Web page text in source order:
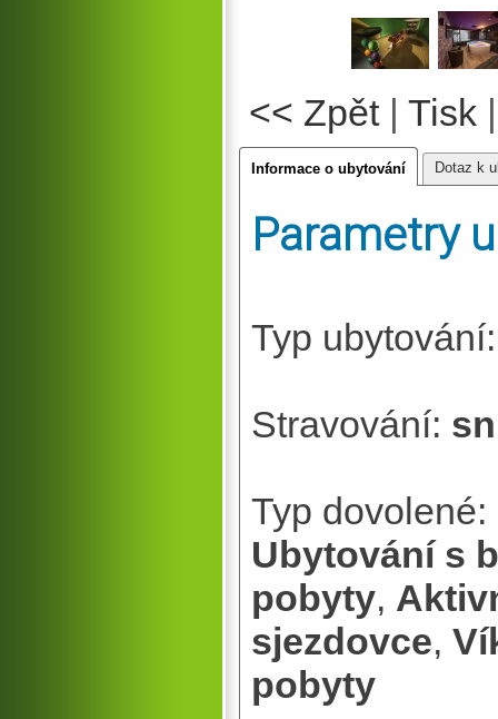
<< Zpět| Tisk
Informace o ubytování Dotaz k
Parametry
Typ
Stravování:
Typ dovolené:
Ubytování s
pobyty,
sjezdovce,
pobyty